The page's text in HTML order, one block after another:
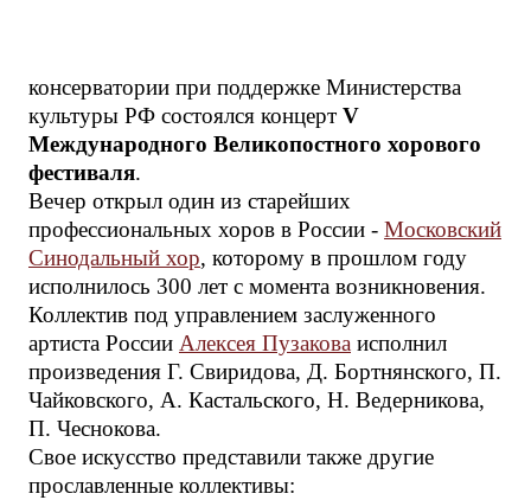
консерватории при поддержке Министерства
культуры РФ состоялся концерт V
Международного Великопостного хорового
фестиваля.
Вечер открыл один из старейших
профессиональных хоров в России - Московский
Синодальный хор, которому в прошлом году
исполнилось 300 лет с момента возникновения.
Коллектив под управлением заслуженного
артиста России Алексея Пузакова исполнил
произведения Г. Свиридова, Д. Бортнянского, П.
Чайковского, А. Кастальского, Н. Ведерникова,
П. Чеснокова.
Свое искусство представили также другие
прославленные коллективы: